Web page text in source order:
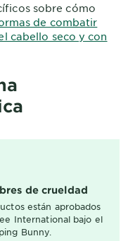
sobre cómo
de combatir
cabello seco y con
de crueldad
están aprobados
International bajo el
Bunny.